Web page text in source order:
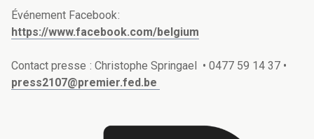
Événement Facebook :
https://www.facebook.com/belgium
Contact presse : Christophe Springael • 0477 59 14 37 •
press2107@premier.fed.be